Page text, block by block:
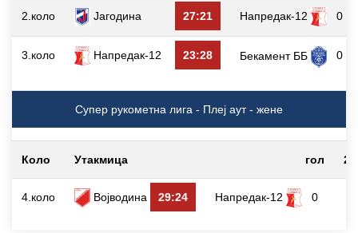
2.коло Јагодина 27:21 Напредак-12 0
3.коло Напредак-12 23:28 Бекамент ББ 0
Супер рукометна лига - Плеј аут - жене
Коло Утакмица гол 2`
4.коло Војводина 29:24 Напредак-12 0